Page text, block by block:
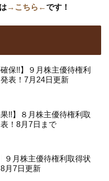
→こちら←です！
確保!!】９月株主優待権利
表！7月24日更新
果!!】８月株主優待権利取
！8月7日まで
９月株主優待権利取得状
月7日更新